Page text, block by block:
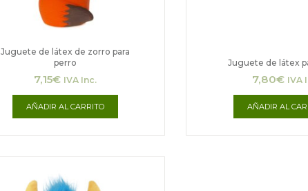
Juguete de látex de zorro para
perro
7,15€ IVA Inc.
AÑADIR AL CARRITO
Juguete de látex
7,80€ IVA
AÑADIR AL
producto